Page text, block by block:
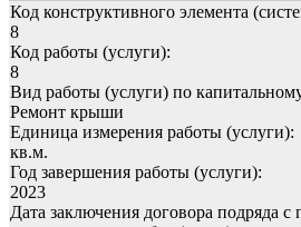
Код конструктивного элемента
8
Код работы (услуги):
8
Вид работы (услуги) по
Ремонт крыши
Единица измерения работы (услуги):
кв.м.
Год завершения работы (услуги):
2023
Дата заключения договора подряда с